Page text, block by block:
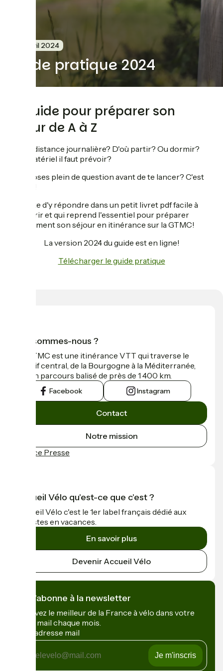
5 avril 2024
Guide pratique 2024
Le guide pour préparer son
séjour de A à Z
Quelle distance journalière? D'où partir? Ou dormir?
Quel matériel il faut prévoir?
Tu te poses plein de question avant de te lancer? C'est
On tente d'y répondre dans un petit livret pdf facile à
parcourir et qui reprend l'essentiel pour préparer
sereinement son séjour en itinérance sur la GTMC!
La version 2024 du guide est en ligne!
Télécharger le guide pratique
Qui sommes-nous ?
La GTMC est une itinérance VTT qui traverse le
Massif central, de la Bourgogne à la Méditerranée,
sur un parcours balisé de près de 1 400 km.
Facebook Instagram
Contact
Notre mission
Espace Presse
Accueil Vélo qu'est-ce que c'est ?
Accueil Vélo c'est le 1er label français dédié aux
cyclistes en vacances.
En savoir plus
Devenir Accueil Vélo
Je m'abonne à la newsletter
Recevez le meilleur de la France à vélo dans votre
boîte mail chaque mois.
Mon adresse mail
adresse